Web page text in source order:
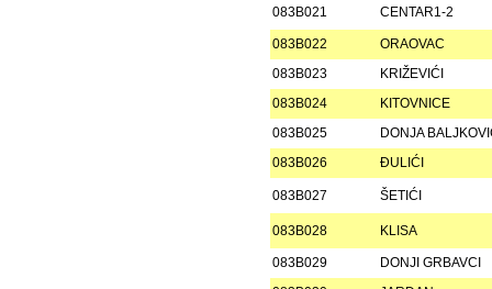
083B021 CENTAR1-2
083B022
ORAOVAC
083B023
KRIŽEVIĆI
083B024
KITOVNICE
083B025
DONJA
083B026
ÐULIĆI
083B027 ŠETIĆI
083B028 KLISA
083B029
DONJI GRBAVCI